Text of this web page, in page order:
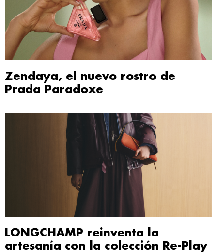
Zendaya, el nuevo rostro de
Prada Paradoxe
LONGCHAMP reinventa la
artesanía con la colección Re-Play